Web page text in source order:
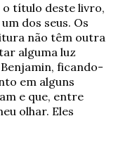
título deste livro,
dos seus. Os
não têm outra
alguma luz
ficando-
em alguns
e que, entre
olhar. Eles